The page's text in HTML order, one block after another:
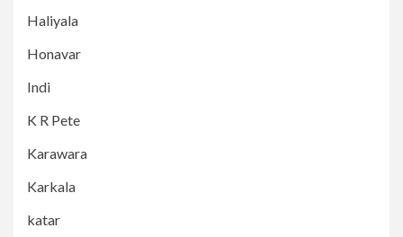
Haliyala
Honavar
Indi
K R Pete
Karawara
Karkala
katar